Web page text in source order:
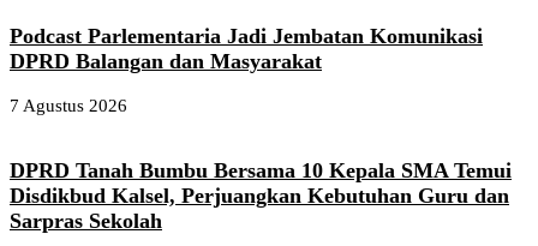
Podcast Parlementaria Jadi Jembatan Komunikasi
DPRD Balangan dan Masyarakat
7 Agustus 2026
DPRD Tanah Bumbu Bersama 10 Kepala SMA Temui
Disdikbud Kalsel, Perjuangkan Kebutuhan Guru dan
Sarpras Sekolah